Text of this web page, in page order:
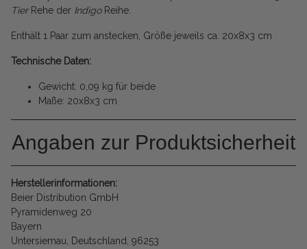
TierRehe der IndigoReihe.
Enthält 1 Paar zum anstecken, Größe jeweils ca. 20x8x3 cm
Technische Daten:
Gewicht: 0,09 kg für beide
Maße: 20x8x3 cm
Angaben zur Produktsicherheit
Herstellerinformationen:
Beier Distribution GmbH
Pyramidenweg 20
Bayern
Untersiemau, Deutschland, 96253